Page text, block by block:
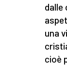
dalle
una
cioè